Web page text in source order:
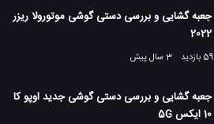
جعبه گشایی و بررسی دستی گوشی موتورولا ریزر
2022
59 بازدید
3 سال پیش
جعبه گشایی و بررسی دستی گوشی جدید اوپو کا
10 ایکس 5G